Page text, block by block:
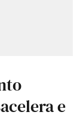
e